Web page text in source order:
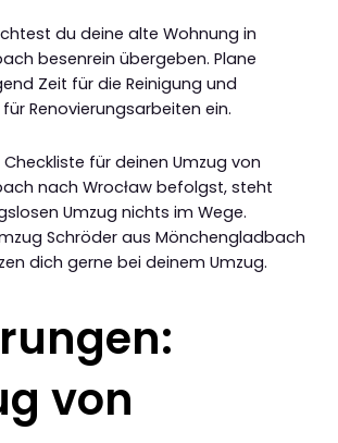
du deine alte Wohnung in
besenrein übergeben. Plane
Zeit für die Reinigung und
Renovierungsarbeiten ein.
für deinen Umzug von
nach Wrocław befolgst, steht
Umzug nichts im Wege.
Schröder aus Mönchengladbach
dich gerne bei deinem Umzug.
von